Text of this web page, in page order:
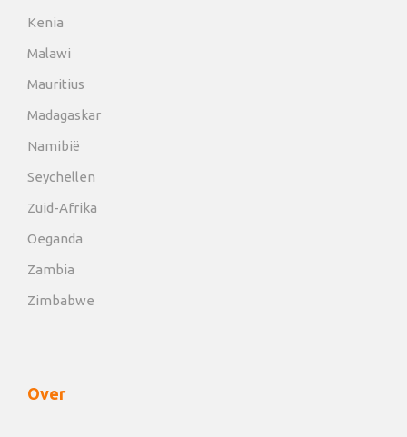
Kenia
Malawi
Mauritius
Madagaskar
Namibië
Seychellen
Zuid-Afrika
Oeganda
Zambia
Zimbabwe
Over